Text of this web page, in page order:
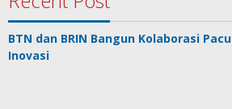
BTN dan BRIN Bangun Kolaborasi Pacu
Inovasi